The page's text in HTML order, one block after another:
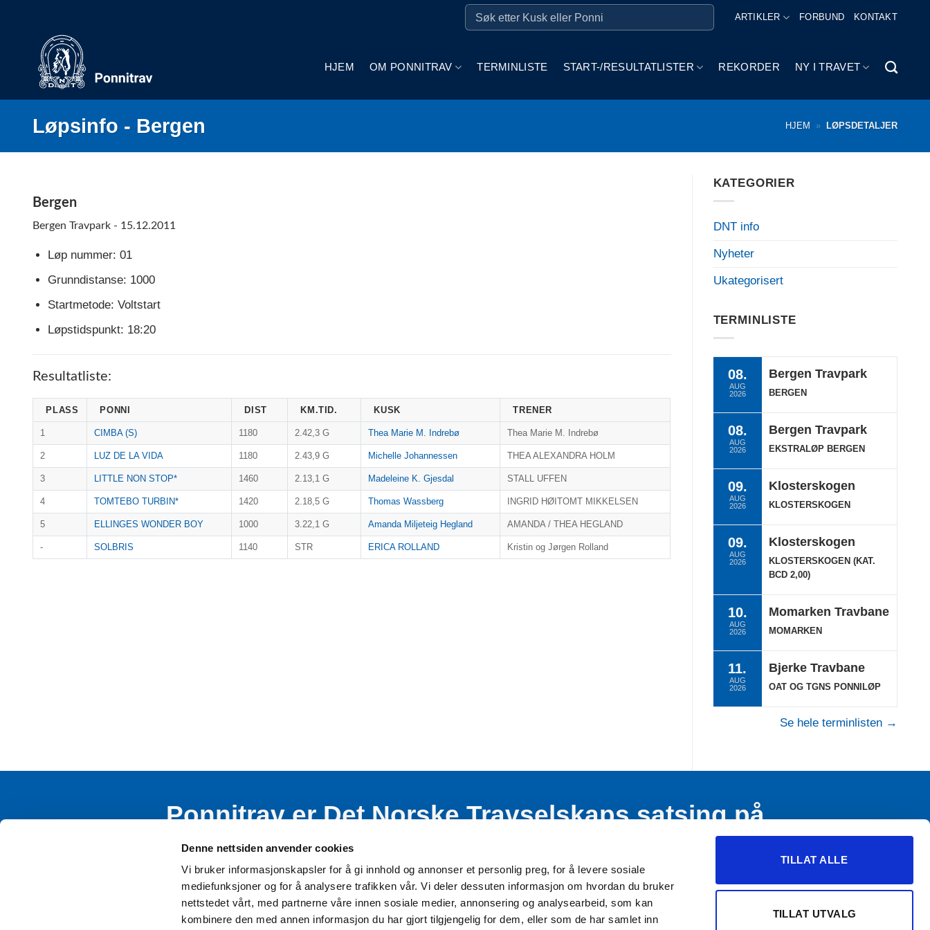
Denne nettsiden anvender cookies
Vi bruker informasjonskapsler for å gi innhold og annonser et personlig preg, for å levere sosiale
mediefunksjoner og for å analysere trafikken vår. Vi deler dessuten informasjon om hvordan du bruker
nettstedet vårt, med partnerne våre innen sosiale medier, annonsering og analysearbeid, som kan
kombinere den med annen informasjon du har gjort tilgjengelig for dem, eller som de har samlet inn
TILLAT ALLE
TILLAT UTVALG
ARTIKLER FORBUND KONTAKT
HJEM OM PONNITRAV TERMINLISTE START-/RESULTATLISTER REKORDER NY I TRAVET
Løpsinfo - Bergen HJEM » LØPSDETALJER
Bergen
Bergen Travpark - 15.12.2011
Løp nummer: 01
Grunndistanse: 1000
Startmetode: Voltstart
Løpstidspunkt: 18:20
Resultatliste:
PLASS PONNI DIST KM.TID. KUSK TRENER
1 CIMBA (S) 1180 2.42,3 G Thea Marie M. Indrebø Thea Marie M. Indrebø
2 LUZ DE LA VIDA 1180 2.43,9 G Michelle Johannessen THEA ALEXANDRA HOLM
3 LITTLE NON STOP* 1460 2.13,1 G Madeleine K. Gjesdal STALL UFFEN
4 TOMTEBO TURBIN* 1420 2.18,5 G Thomas Wassberg INGRID HØITOMT MIKKELSEN
5 ELLINGES WONDER BOY 1000 3.22,1 G Amanda Miljeteig Hegland AMANDA / THEA HEGLAND
- SOLBRIS 1140 STR ERICA ROLLAND Kristin og Jørgen Rolland
KATEGORIER
DNT info
Nyheter
Ukategorisert
TERMINLISTE
08.
AUG
2026
Bergen Travpark
BERGEN
08.
AUG
2026
Bergen Travpark
EKSTRALØP BERGEN
09.
AUG
2026
Klosterskogen
KLOSTERSKOGEN
09.
AUG
2026
Klosterskogen
KLOSTERSKOGEN (KAT.
BCD 2,00)
10.
AUG
2026
Momarken Travbane
MOMARKEN
11.
AUG
2026
Bjerke Travbane
OAT OG TGNS PONNILØP
Se hele terminlisten →
Ponnitrav er Det Norske Travselskaps satsing på
rekrutterende virksomhet blant barn og ungdom